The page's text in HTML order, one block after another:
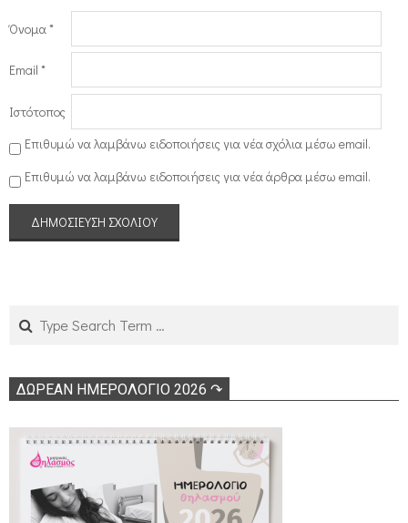
Όνομα *
Email *
Ιστότοπος
Επιθυμώ να λαμβάνω ειδοποιήσεις για νέα σχόλια μέσω email.
Επιθυμώ να λαμβάνω ειδοποιήσεις για νέα άρθρα μέσω email.
ΔΩΡΕΑΝ ΗΜΕΡΟΛΟΓΙΟ 2026 ↷